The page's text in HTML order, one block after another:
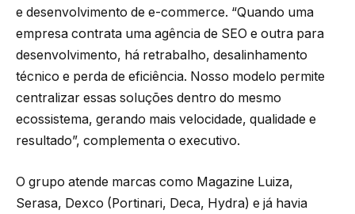
e desenvolvimento de e-commerce. “Quando uma
empresa contrata uma agência de SEO e outra para
desenvolvimento, há retrabalho, desalinhamento
técnico e perda de eficiência. Nosso modelo permite
centralizar essas soluções dentro do mesmo
ecossistema, gerando mais velocidade, qualidade e
resultado”, complementa o executivo.
O grupo atende marcas como Magazine Luiza,
Serasa, Dexco (Portinari, Deca, Hydra) e já havia